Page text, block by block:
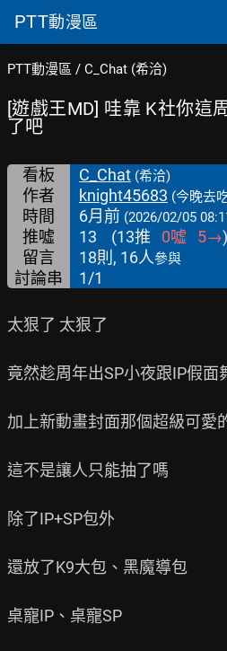
PTT動漫區
PTT動漫區 / C_Chat (希洽)
[遊戲王MD] 哇靠 K社你這
了吧
看板 C_Chat (希洽)
作者 knight45683 (今晚去
時間 6月前 (2026/02/05
推噓 13 (13推 0噓 5→)
留言
18則, 16人參與
討論串 1/1
太狠了 太狠了
竟然趁周年出SP小夜跟IP假面
加上新動畫封面那個超級可愛
這不是讓人只能抽了嗎
除了IP+SP包外
還放了K9大包、黑魔導包
桌寵IP、桌寵SP